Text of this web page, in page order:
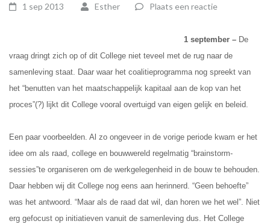
1 sep 2013 Esther Plaats een reactie
1 september – De
vraag dringt zich op of dit College niet teveel met de rug naar de
samenleving staat. Daar waar het coalitieprogramma nog spreekt van
het “benutten van het maatschappelijk kapitaal aan de kop van het
proces”(?) lijkt dit College vooral overtuigd van eigen gelijk en beleid.
Een paar voorbeelden. Al zo ongeveer in de vorige periode kwam er het
idee om als raad, college en bouwwereld regelmatig “brainstorm-
sessies”te organiseren om de werkgelegenheid in de bouw te behouden.
Daar hebben wij dit College nog eens aan herinnerd. “Geen behoefte”
was het antwoord. “Maar als de raad dat wil, dan horen we het wel”. Niet
erg gefocust op initiatieven vanuit de samenleving dus. Het College